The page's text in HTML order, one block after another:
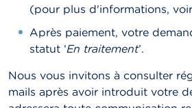
(pour plus d'informations,
Après paiement, votre
statut ‘En traitement’.
Nous vous invitons à consulter
mails après avoir introduit votre